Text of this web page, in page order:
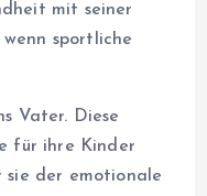
mit seiner
sportliche
Vater. Diese
für ihre Kinder
sie der emotionale